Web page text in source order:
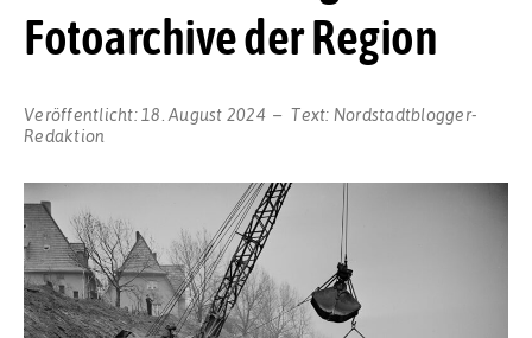
Fotoarchive der Region
Veröffentlicht: 18. August 2024 Text: Nordstadtblogger-
Redaktion